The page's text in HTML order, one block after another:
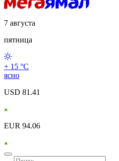
7 августа
пятница
+ 15 °С
ясно
USD 81.41
EUR 94.06